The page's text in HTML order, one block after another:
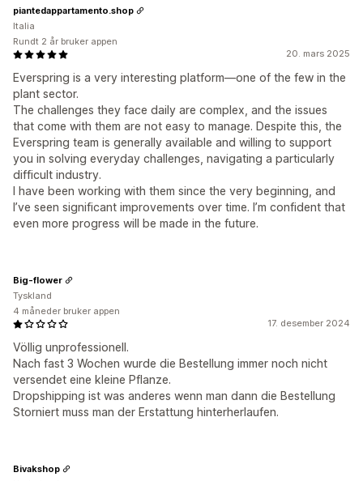
20. mars 2025
Everspring is a very interesting platform—one of the few in the
plant sector.
The challenges they face daily are complex, and the issues
that come with them are not easy to manage. Despite this, the
Everspring team is generally available and willing to support
you in solving everyday challenges, navigating a particularly
difficult industry.
I have been working with them since the very beginning, and
I’ve seen significant improvements over time. I’m confident that
even more progress will be made in the future.
piantedappartamento.shop
Italia
Rundt 2 år bruker appen
17. desember 2024
Völlig unprofessionell.
Nach fast 3 Wochen wurde die Bestellung immer noch nicht
versendet eine kleine Pflanze.
Dropshipping ist was anderes wenn man dann die Bestellung
Storniert muss man der Erstattung hinterherlaufen.
Big-flower
Tyskland
4 måneder bruker appen
Bivakshop